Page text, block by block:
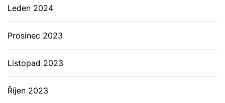
Leden 2024
Prosinec 2023
Listopad 2023
Říjen 2023